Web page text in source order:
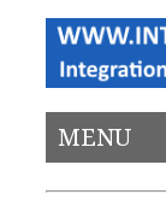
MENU